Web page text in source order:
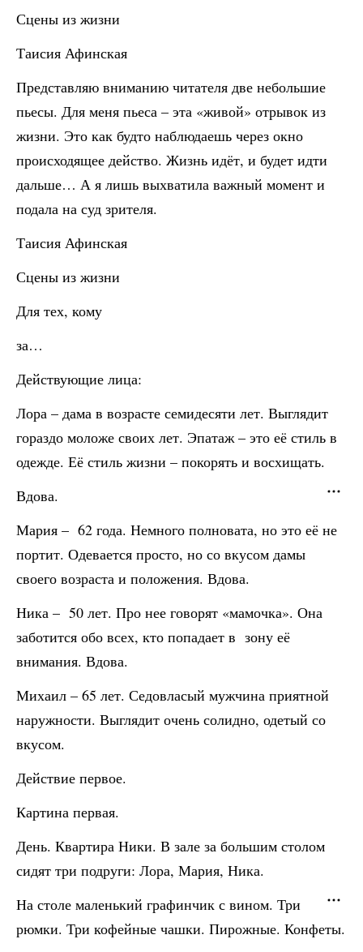
Сцены из жизни
Таисия Афинская
Представляю вниманию читателя две небольшие
пьесы. Для меня пьеса – эта «живой» отрывок из
жизни. Это как будто наблюдаешь через окно
происходящее действо. Жизнь идёт, и будет идти
дальше… А я лишь выхватила важный момент и
подала на суд зрителя.
Таисия Афинская
Сцены из жизни
Для тех, кому
за…
Действующие лица:
Лора – дама в возрасте семидесяти лет. Выглядит
гораздо моложе своих лет. Эпатаж – это её стиль в
одежде. Её стиль жизни – покорять и восхищать.
Вдова.
Мария – 62 года. Немного полновата, но это её не
портит. Одевается просто, но со вкусом дамы
своего возраста и положения. Вдова.
Ника – 50 лет. Про нее говорят «мамочка». Она
заботится обо всех, кто попадает в зону её
внимания. Вдова.
Михаил – 65 лет. Седовласый мужчина приятной
наружности. Выглядит очень солидно, одетый со
вкусом.
Действие первое.
Картина первая.
День. Квартира Ники. В зале за большим столом
сидят три подруги: Лора, Мария, Ника.
На столе маленький графинчик с вином. Три
рюмки. Три кофейные чашки. Пирожные. Конфеты.